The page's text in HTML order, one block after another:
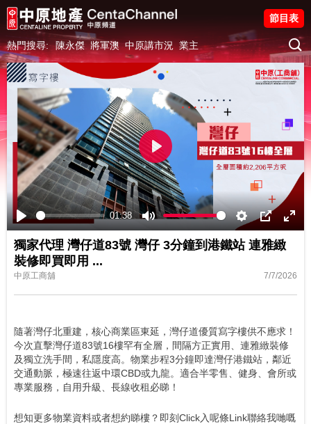
熱門搜尋: 陳永傑 將軍澳 中原講市況 業主
節目表
Play
01:38
Mute Settings
PIP
Play
獨家代理 灣仔道83號 灣仔 3分鐘到港鐵站 連雅緻
裝修即買即用 ...
中原工商舖 7/7/2026
隨著灣仔北重建，核心商業區東延，灣仔道優質寫字樓供不應求！
今次直擊灣仔道83號16樓罕有全層，間隔方正實用、連雅緻裝修
及獨立洗手間，私隱度高。物業步程3分鐘即達灣仔港鐵站，鄰近
交通動脈，極速往返中環CBD或九龍。適合半零售、健身、會所或
專業服務，自用升級、長線收租必睇！
想知更多物業資料或者想約睇樓？即刻Click入呢條Link聯絡我哋嘅